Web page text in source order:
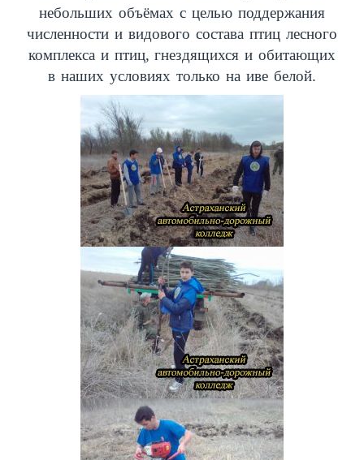
небольших объёмах с целью поддержания
численности и видового состава птиц лесного
комплекса и птиц, гнездящихся и обитающих
в наших условиях только на иве белой.